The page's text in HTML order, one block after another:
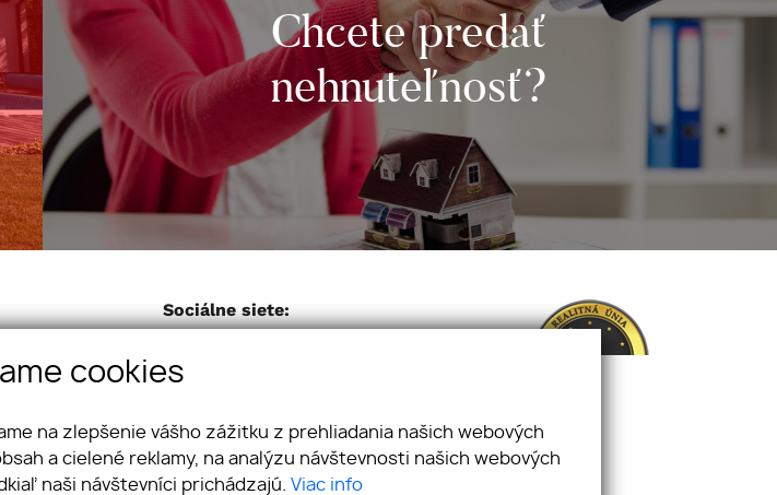
Chcete predať
nehnuteľnosť?
Sociálne siete:
cookies
na zlepšenie vášho zážitku z prehliadania našich webových
a cielené reklamy, na analýzu návštevnosti našich webových
naši návštevníci prichádzajú. Viac info